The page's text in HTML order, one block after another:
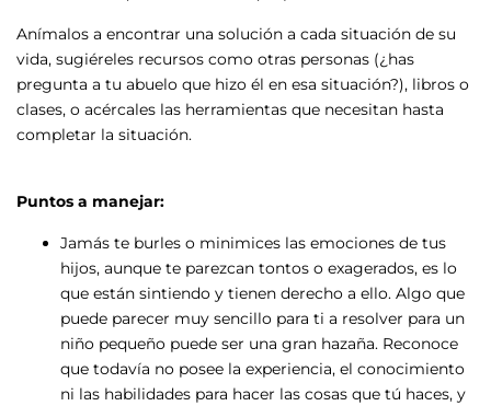
Anímalos a encontrar una solución a cada situación de su
vida, sugiéreles recursos como otras personas (¿has
pregunta a tu abuelo que hizo él en esa situación?), libros o
clases, o acércales las herramientas que necesitan hasta
completar la situación.
Puntos a manejar:
Jamás te burles o minimices las emociones de tus
hijos, aunque te parezcan tontos o exagerados, es lo
que están sintiendo y tienen derecho a ello. Algo que
puede parecer muy sencillo para ti a resolver para un
niño pequeño puede ser una gran hazaña. Reconoce
que todavía no posee la experiencia, el conocimiento
ni las habilidades para hacer las cosas que tú haces, y